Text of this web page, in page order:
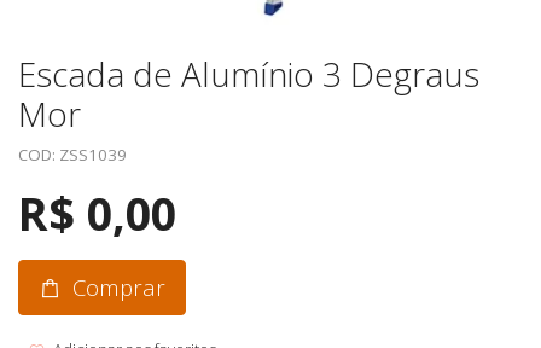
Escada de Alumínio 3 Degraus
Mor
COD: ZSS1039
R$ 0,00
Comprar